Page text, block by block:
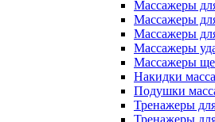
Массажеры
Массажеры
Массажеры
Массажеры
Массажеры
Накидки
Подушки
Тренажеры
Тренажеры